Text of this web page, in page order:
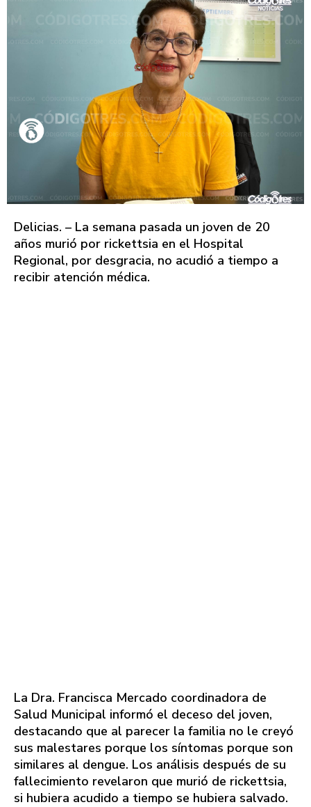
Delicias. – La semana pasada un joven de 20
años murió por rickettsia en el Hospital
Regional, por desgracia, no acudió a tiempo a
recibir atención médica.
La Dra. Francisca Mercado coordinadora de
Salud Municipal informó el deceso del joven,
destacando que al parecer la familia no le creyó
sus malestares porque los síntomas porque son
similares al dengue. Los análisis después de su
fallecimiento revelaron que murió de rickettsia,
si hubiera acudido a tiempo se hubiera salvado.